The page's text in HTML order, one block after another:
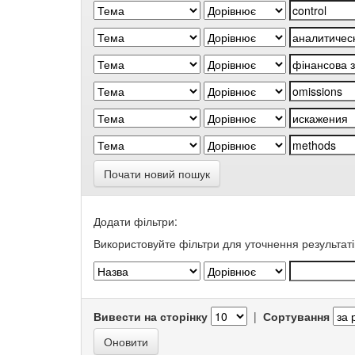
Почати новий пошук
Додати фільтри:
Використовуйте фільтри для уточнення
Вивести на сторінку | Сортування